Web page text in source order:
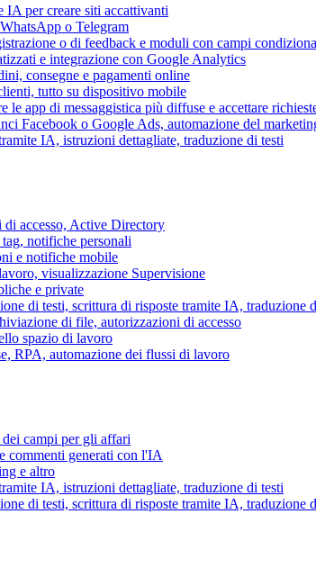
per creare siti accattivanti
o Telegram
o di feedback e moduli con campi
e integrazione con Google Analytics
consegne e pagamenti online
tutto su dispositivo mobile
app di messaggistica più diffuse e accettare
Facebook o Google Ads, automazione del
IA, istruzioni dettagliate, traduzione di testi
di accesso, Active Directory
notifiche personali
e notifiche mobile
visualizzazione Supervisione
e private
di testi, scrittura di risposte tramite IA, traduzione
di file, autorizzazioni di accesso
spazio di lavoro
RPA, automazione dei flussi di lavoro
campi per gli affari
commenti generati con l'IA
e altro
IA, istruzioni dettagliate, traduzione di testi
di testi, scrittura di risposte tramite IA, traduzione